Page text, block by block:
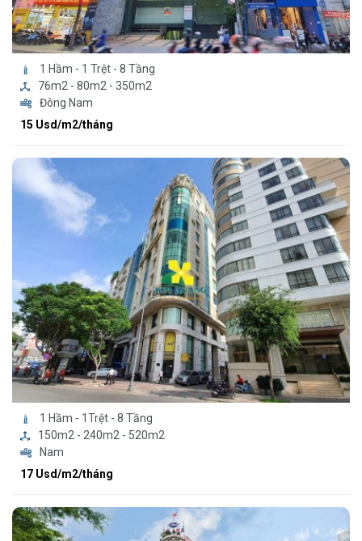
1 Hầm - 1 Trệt - 8 Tầng
76m2 - 80m2 - 350m2
Đông Nam
15 Usd/m2/tháng
1 Hầm - 1Trệt - 8 Tầng
150m2 - 240m2 - 520m2
Nam
17 Usd/m2/tháng